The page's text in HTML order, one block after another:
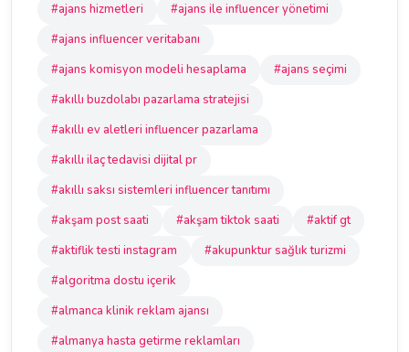
#ajans hizmetleri
#ajans ile influencer yönetimi
#ajans influencer veritabanı
#ajans komisyon modeli hesaplama
#ajans seçimi
#akıllı buzdolabı pazarlama stratejisi
#akıllı ev aletleri influencer pazarlama
#akıllı ilaç tedavisi dijital pr
#akıllı saksı sistemleri influencer tanıtımı
#akşam post saati
#akşam tiktok saati
#aktif gt
#aktiflik testi instagram
#akupunktur sağlık turizmi
#algoritma dostu içerik
#almanca klinik reklam ajansı
#almanya hasta getirme reklamları